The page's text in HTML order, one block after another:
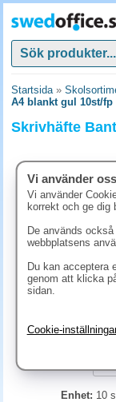
Startsida»
A4 blankt gul 10st/fp
Skrivhäfte
Enhet: 10
Vi använder
Vi använder
korrekt och ge dig
De används
webbplatsens
Du kan acceptera
genom att klicka
sidan.
Cookie-